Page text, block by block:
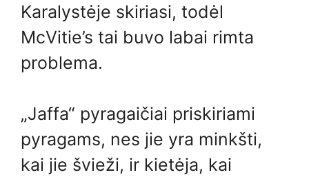
Karalystėje skiriasi, todėl
McVitie’s tai buvo labai rimta
problema.
„Jaffa“ pyragaičiai priskiriami
pyragams, nes jie yra minkšti,
kai jie švieži, ir kietėja, kai